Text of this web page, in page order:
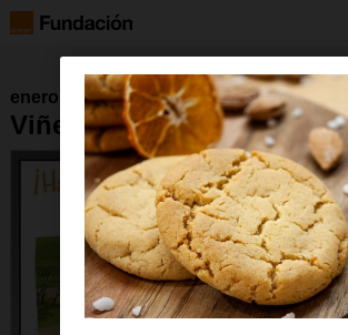
enero 2017
Viñeta 4 de mayo de 2015